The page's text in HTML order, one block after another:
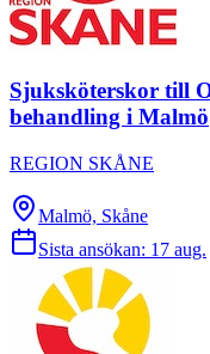
Sjuksköterskor till
behandling i Malmö
REGION SKÅNE
Malmö, Skåne
Sista ansökan: 17 aug.